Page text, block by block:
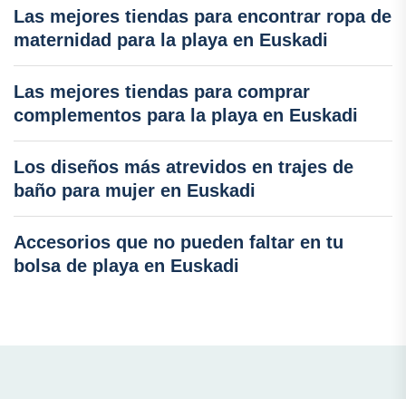
Las mejores tiendas para encontrar ropa de
maternidad para la playa en Euskadi
Las mejores tiendas para comprar
complementos para la playa en Euskadi
Los diseños más atrevidos en trajes de
baño para mujer en Euskadi
Accesorios que no pueden faltar en tu
bolsa de playa en Euskadi